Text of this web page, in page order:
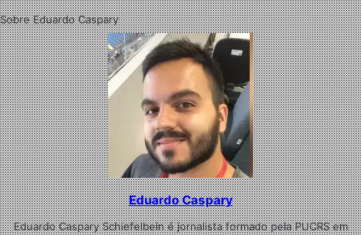
Sobre Eduardo Caspary
Eduardo Caspary
Eduardo Caspary Schiefelbein é jornalista formado pela PUCRS em